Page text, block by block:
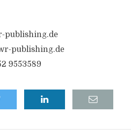
publishing.de
publishing.de
9553589